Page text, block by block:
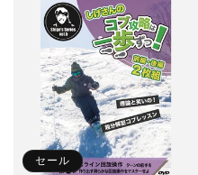
価
格
セール